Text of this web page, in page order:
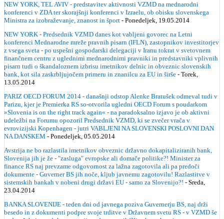
NEW YORK, TEL AVIV - predstavitev aktivnosti VZMD na mednarodni
konferenci v ZDA ter skorajšnji konferenci v Izraelu, ob obisku slovenskega
Ministra za izobraževanje, znanost in šport - Ponedeljek, 19.05.2014
NEW YORK - Predsednik VZMD danes kot vabljeni govorec na Letni
konferenci Mednarodne mreže pravnih pisarn (IFLN), zastopnikov investitorjev
z vsega sveta - po uspešni gospodarski delegaciji v Iranu tokrat v svetovnem
finančnem centru z uglednimi mednarodnimi pravniki in predstavniki vplivnih
pisarn tudi o škandaloznem izbrisu imetnikov delnic in obveznic slovenskih
bank, kot sila zaskrbljujočem primeru in znanilcu za EU in širše - Torek,
13.05.2014
PARIZ OECD FORUM 2014 - današnji odstop Alenke Bratušek odmeval tudi v
Parizu, kjer je Premierka RS so-otvorila ugledni OECD Forum s poudarkom
»Slovenia is on the right track again« - na paradoksalno izjavo je ob aktivni
udeležbi na Forumu opozoril Predsednik VZMD, ki se zvečer vrača v
evrovizijski Kopenhagen - jutri VABLJENI NA SLOVENSKI POSLOVNI DAN
NA DANSKEM - Ponedeljek, 05.05.2014
Avstrija ne bo razlastila imetnikov obveznic državno dokapitaliziranih bank,
Slovenija jih je že - "zasluga" evropske ali domače politike?! Minister za
finance RS naj prevzame odgovornost za lažna zagotovila ali pa predoči
dokumente - Guverner BS jih noče, kljub javnemu zagotovilu! Razlastitve v
sistemskih bankah v nobeni drugi državi EU - samo za Slovenijo?! - Sreda,
23.04.2014
BANKA SLOVENIJE - teden dni od javnega poziva Guvernerju BS, naj drži
besedo in z dokumenti podpre svoje trditve v Državnem svetu RS - v VZMD še